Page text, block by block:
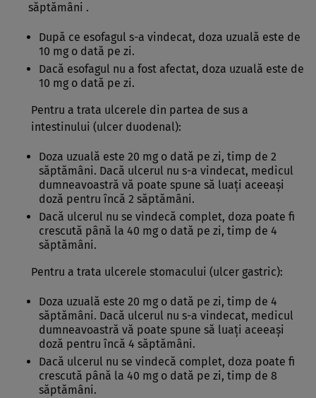
săptămâni .
După ce esofagul s-a vindecat, doza uzuală este de
10 mg o dată pe zi.
Dacă esofagul nu a fost afectat, doza uzuală este de
10 mg o dată pe zi.
Pentru a trata ulcerele din partea de sus a
intestinului (ulcer duodenal):
Doza uzuală este 20 mg o dată pe zi, timp de 2
săptămâni. Dacă ulcerul nu s-a vindecat, medicul
dumneavoastră vă poate spune să luaţi aceeaşi
doză pentru încă 2 săptămâni.
Dacă ulcerul nu se vindecă complet, doza poate fi
crescută până la 40 mg o dată pe zi, timp de 4
săptămâni.
Pentru a trata ulcerele stomacului (ulcer gastric):
Doza uzuală este 20 mg o dată pe zi, timp de 4
săptămâni. Dacă ulcerul nu s-a vindecat, medicul
dumneavoastră vă poate spune să luaţi aceeaşi
doză pentru încă 4 săptămâni.
Dacă ulcerul nu se vindecă complet, doza poate fi
crescută până la 40 mg o dată pe zi, timp de 8
săptămâni.